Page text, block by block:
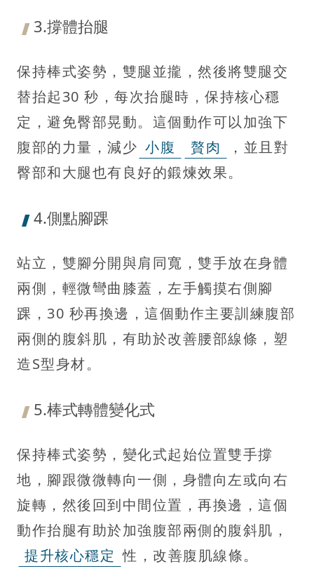
3.撐體抬腿
保持棒式姿勢，雙腿並攏，然後將雙腿交
替抬起30 秒，每次抬腿時，保持核心穩
定，避免臀部晃動。這個動作可以加強下
腹部的力量，減少 小腹 贅肉
，並且對
臀部和大腿也有良好的鍛煉效果。
4.側點腳踝
站立，雙腳分開與肩同寬，雙手放在身體
兩側，輕微彎曲膝蓋，左手觸摸右側腳
踝，30 秒再換邊，這個動作主要訓練腹部
兩側的腹斜肌，有助於改善腰部線條，塑
造S型身材。
5.棒式轉體變化式
保持棒式姿勢，變化式起始位置雙手撐
地，腳跟微微轉向一側，身體向左或向右
旋轉，然後回到中間位置，再換邊，這個
動作抬腿有助於加強腹部兩側的腹斜肌，
提升核心穩定 性，改善腹肌線條。